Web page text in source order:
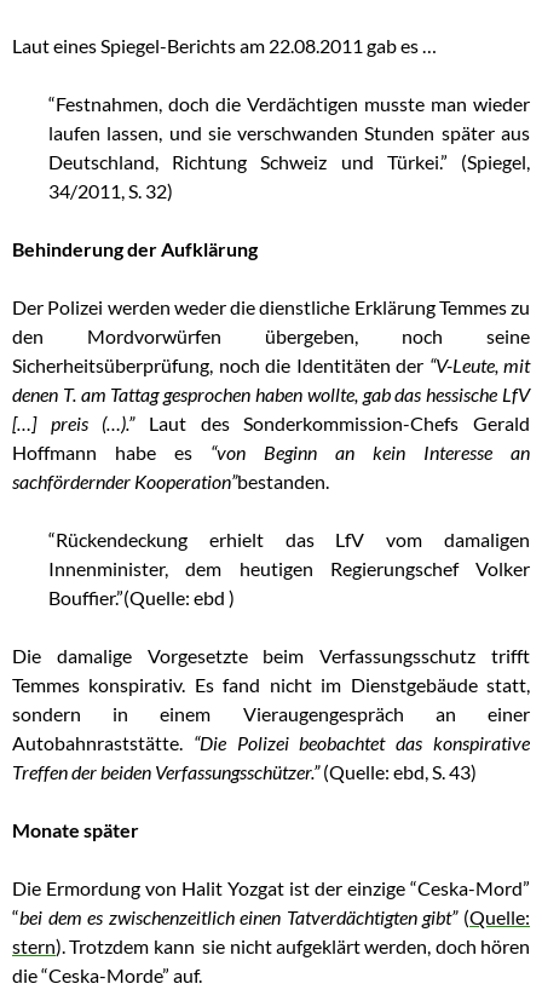
Laut eines Spiegel-Berichts am 22.08.2011 gab es …
“Festnahmen, doch die Verdächtigen musste man wieder
laufen lassen, und sie verschwanden Stunden später aus
Deutschland, Richtung Schweiz und Türkei.” (Spiegel,
34/2011, S. 32)
Behinderung der Aufklärung
Der Polizei werden weder die dienstliche Erklärung Temmes zu
den Mordvorwürfen übergeben, noch seine
Sicherheitsüberprüfung, noch die Identitäten der “V-Leute, mit
denen T. am Tattag gesprochen haben wollte, gab das hessische LfV
[…] preis (…).” Laut des Sonderkommission-Chefs Gerald
Hoffmann habe es “von Beginn an kein Interesse an
sachfördernder Kooperation”bestanden.
“Rückendeckung erhielt das LfV vom damaligen
Innenminister, dem heutigen Regierungschef Volker
Bouffier.”(Quelle: ebd )
Die damalige Vorgesetzte beim Verfassungsschutz trifft
Temmes konspirativ. Es fand nicht im Dienstgebäude statt,
sondern in einem Vieraugengespräch an einer
Autobahnraststätte. “Die Polizei beobachtet das konspirative
Treffen der beiden Verfassungsschützer.”(Quelle: ebd, S. 43)
Monate später
Die Ermordung von Halit Yozgat ist der einzige “Ceska-Mord”
“bei dem es zwischenzeitlich einen Tatverdächtigten gibt”(Quelle:
stern). Trotzdem kann sie nicht aufgeklärt werden, doch hören
die “Ceska-Morde” auf.